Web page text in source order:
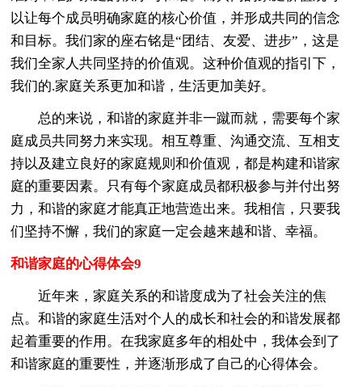
以让每个成员明确家庭的核心价值，并形成共同的信念
和目标。我们家的座右铭是“团结、友爱、进步”，这是
我们全家人共同坚持的价值观。这种价值观的指引下，
我们的.家庭关系更加和谐，生活更加美好。
总的来说，和谐的家庭并非一蹴而就，需要每个家
庭成员共同努力来实现。相互尊重、沟通交流、互相支
持以及建立良好的家庭规则和价值观，都是构建和谐家
庭的重要因素。只有每个家庭成员都积极参与并付出努
力，和谐的家庭才能真正地营造出来。我相信，只要我
们坚持不懈，我们的家庭一定会越来越和谐、幸福。
和谐家庭的心得体会9
近年来，家庭关系的和谐度成为了社会关注的焦
点。和谐的家庭生活对个人的成长和社会的和谐发展都
起着重要的作用。在我家庭多年的相处中，我体会到了
和谐家庭的重要性，并逐渐形成了自己的心得体会。